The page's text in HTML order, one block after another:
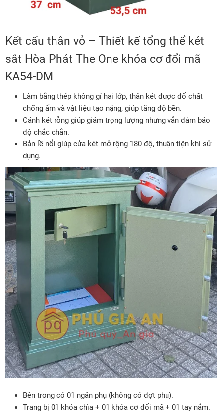
Kết cấu thân vỏ – Thiết kế tổng thể két
sắt Hòa Phát The One khóa cơ đổi mã
KA54-DM
Làm bằng thép không gỉ hai lớp, thân két được đổ chất
chống ẩm và vật liệu tạo nặng, giúp tăng độ bền.
Cánh két rỗng giúp giảm trọng lượng nhưng vẫn đảm bảo
độ chắc chắn.
Bản lề nổi giúp cửa két mở rộng 180 độ, thuận tiện khi sử
dụng.
Bên trong có 01 ngăn phụ (không có đợt phụ).
Trang bị 01 khóa chìa + 01 khóa cơ đổi mã + 01 tay nắm.